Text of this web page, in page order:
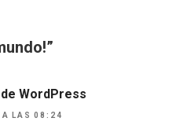
WordPress
A LAS 08:24